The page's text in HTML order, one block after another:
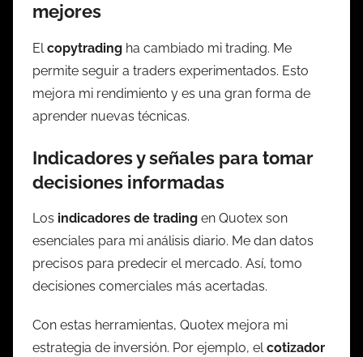
mejores
Elcopytrading ha cambiado mi trading. Me
permite seguir a traders experimentados. Esto
mejora mi rendimiento y es una gran forma de
aprender nuevas técnicas.
Indicadores y señales para tomar
decisiones informadas
Los indicadores de trading en Quotex son
esenciales para mi análisis diario. Me dan datos
precisos para predecir el mercado. Así, tomo
decisiones comerciales más acertadas.
Con estas herramientas, Quotex mejora mi
estrategia de inversión. Por ejemplo, elcotizador